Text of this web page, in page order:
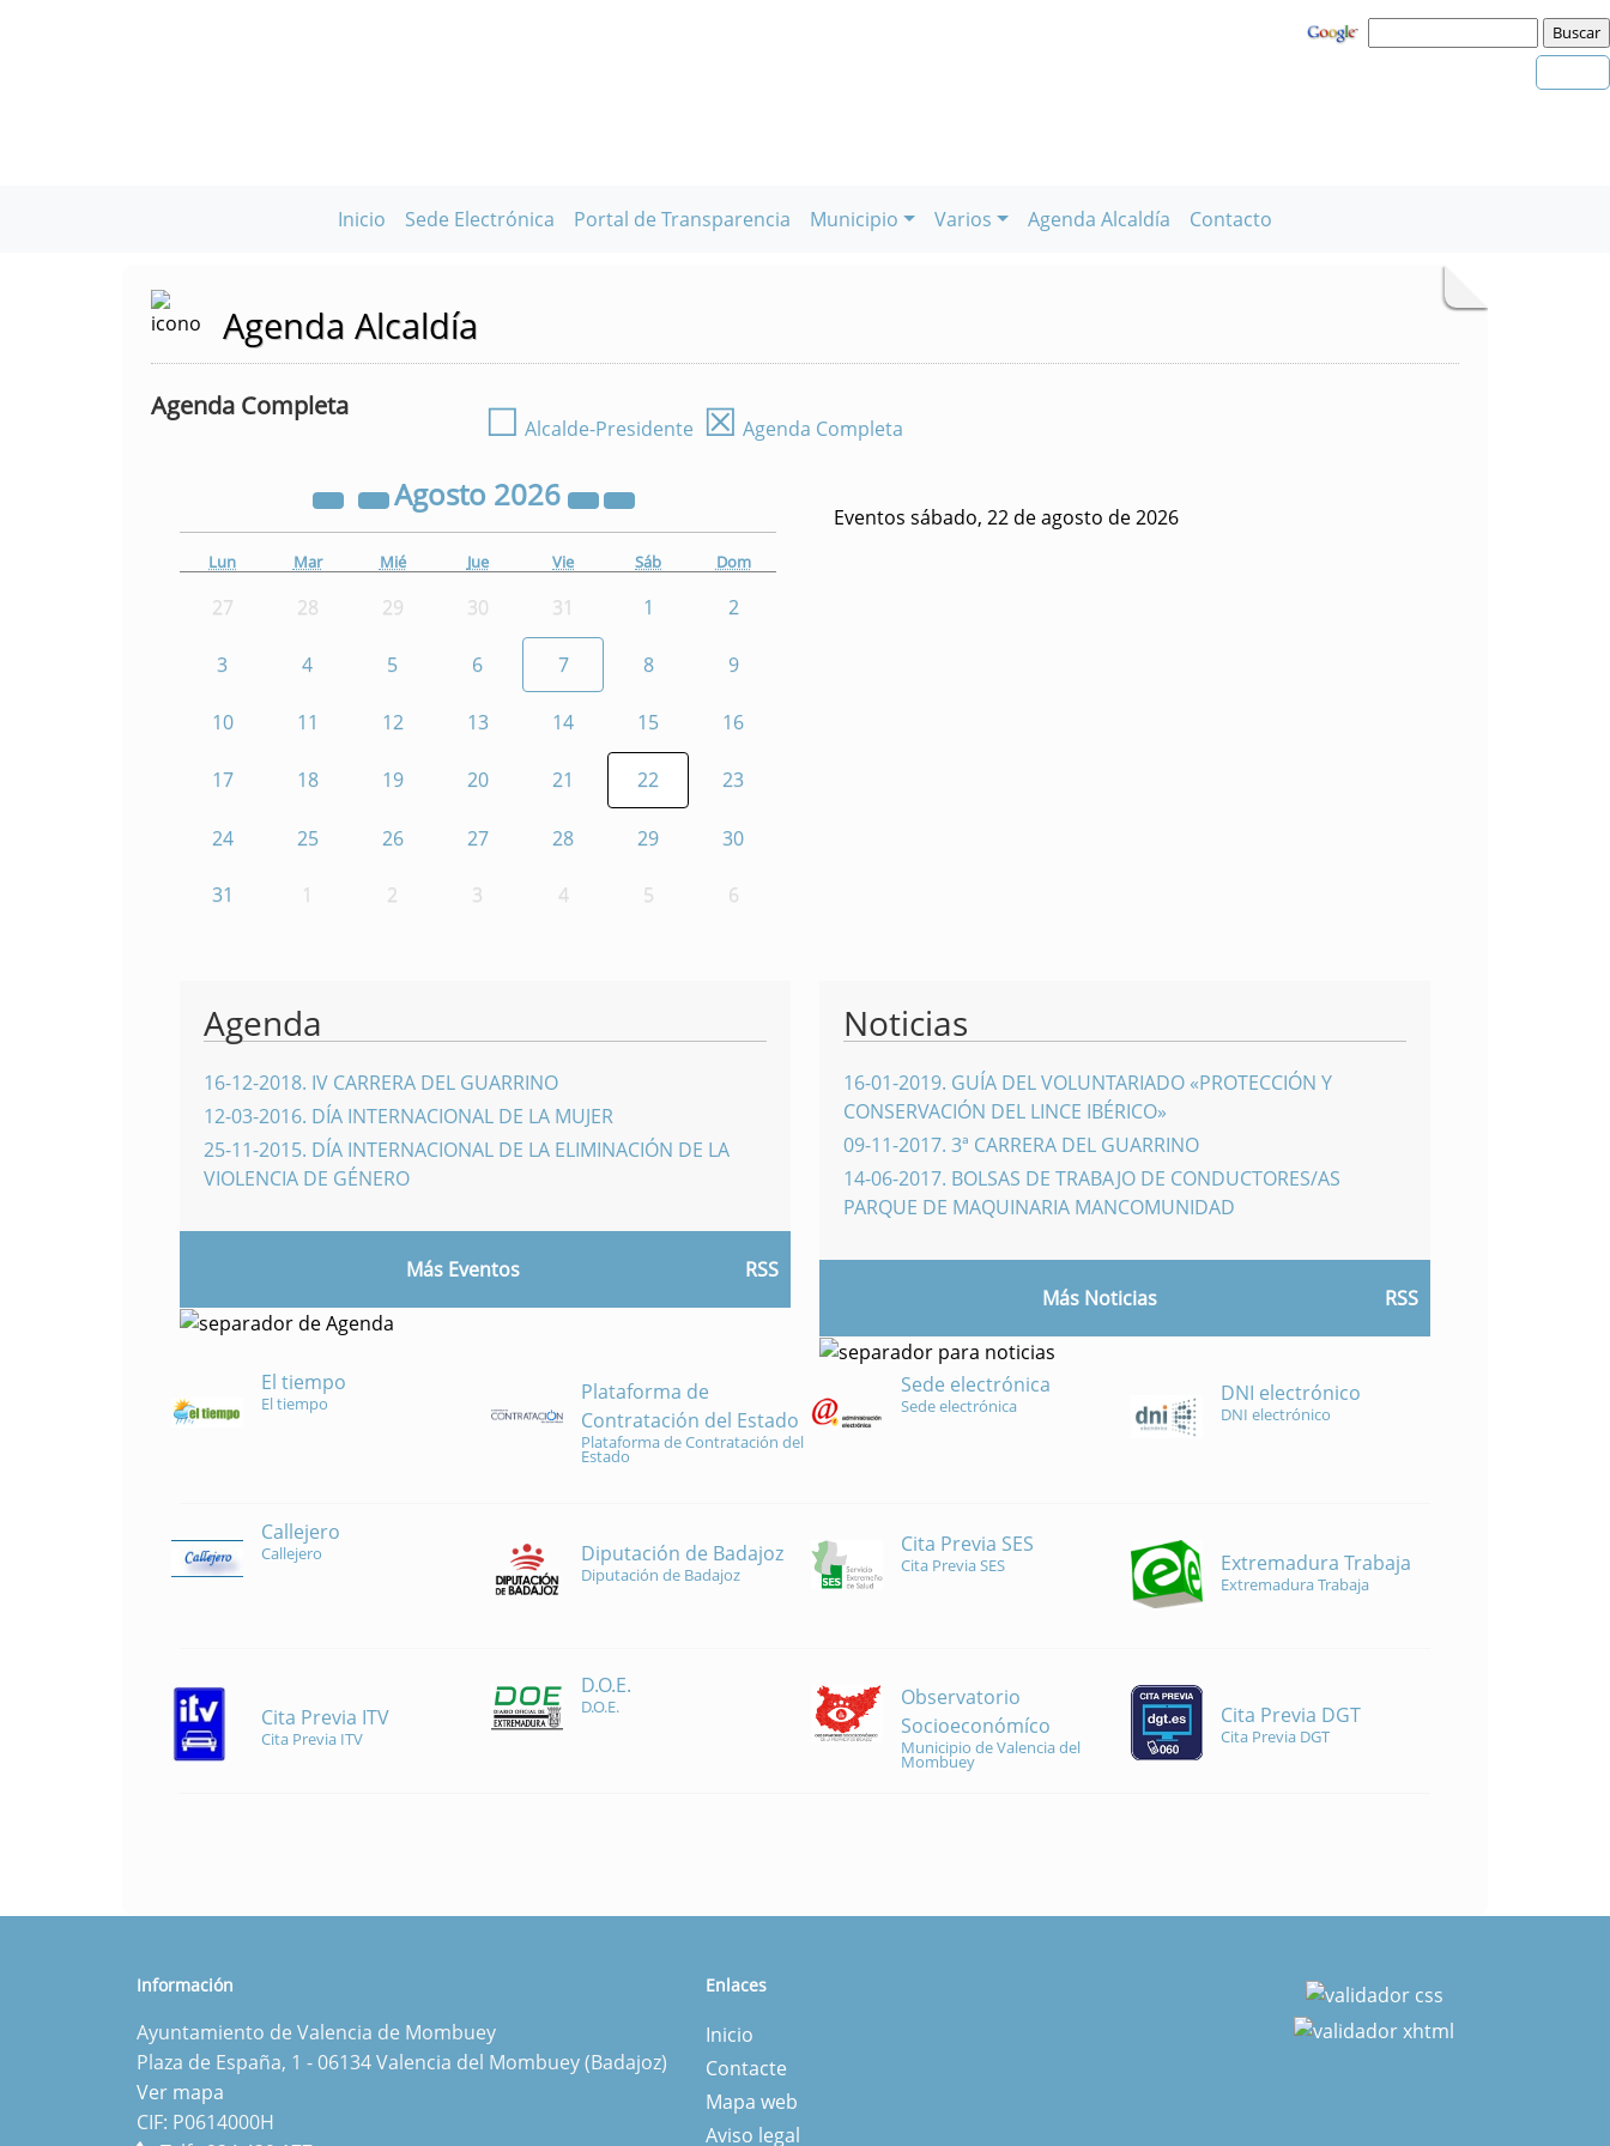
Inicio Sede Electrónica Portal de Transparencia Municipio Varios Agenda Alcaldía Contacto
Agenda Alcaldía
Agenda Completa ☐ Alcalde-Presidente ☒ Agenda Completa
Agosto 2026
Lun Mar Mié Jue Vie Sáb Dom
27 28 29 30 31 1 2
3 4 5 6 7 8 9
10 11 12 13 14 15 16
17 18 19 20 21 22 23
24 25 26 27 28 29 30
31 1 2 3 4 5 6
Eventos sábado, 22 de agosto de 2026
Agenda
16-12-2018. IV CARRERA DEL GUARRINO
12-03-2016. DÍA INTERNACIONAL DE LA MUJER
25-11-2015. DÍA INTERNACIONAL DE LA ELIMINACIÓN DE LA
VIOLENCIA DE GÉNERO
Más Eventos RSS
Noticias
16-01-2019. GUÍA DEL VOLUNTARIADO «PROTECCIÓN Y
CONSERVACIÓN DEL LINCE IBÉRICO»
09-11-2017. 3ª CARRERA DEL GUARRINO
14-06-2017. BOLSAS DE TRABAJO DE CONDUCTORES/AS
PARQUE DE MAQUINARIA MANCOMUNIDAD
Más Noticias RSS
El tiempo
El tiempo
Plataforma de
Contratación del Estado
Plataforma de Contratación del
Estado
Sede electrónica
Sede electrónica DNI electrónico
DNI electrónico
Callejero
Callejero Diputación de Badajoz
Diputación de Badajoz
Cita Previa SES
Cita Previa SES Extremadura Trabaja
Extremadura Trabaja
Cita Previa ITV
Cita Previa ITV
D.O.E.
D.O.E.
Observatorio
Socioeconómíco
Municipio de Valencia del
Mombuey
Cita Previa DGT
Cita Previa DGT
Información
Ayuntamiento de Valencia de Mombuey
Plaza de España, 1 - 06134 Valencia del Mombuey (Badajoz)
Ver mapa
CIF: P0614000H
Enlaces
Inicio
Contacte
Mapa web
Aviso legal